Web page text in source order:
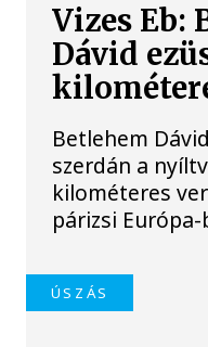
Vizes Eb:
Dávid
Betlehem
szerdán a
kilométeres
párizsi
ÚSZÁS